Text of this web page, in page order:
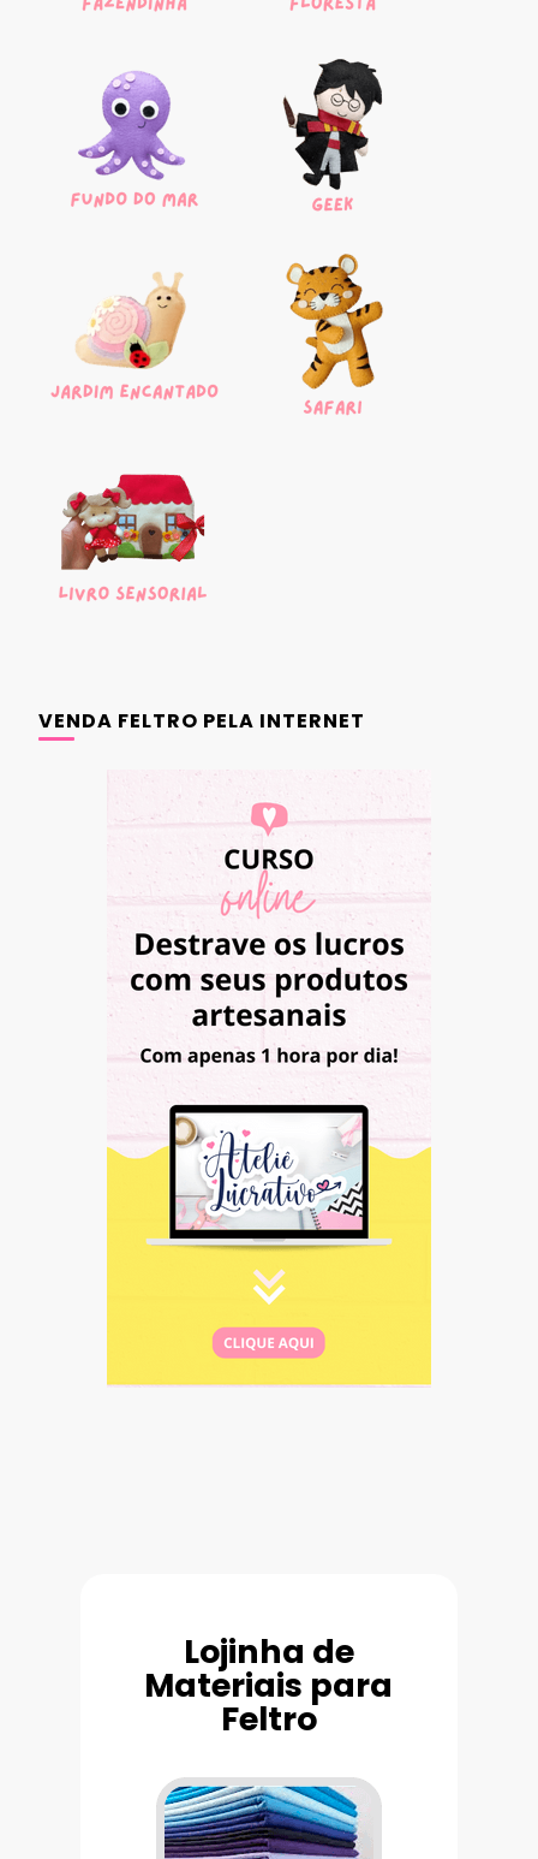
VENDA FELTRO PELA INTERNET
Lojinha de
Materiais para
Feltro